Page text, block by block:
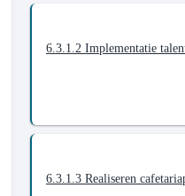
6.3.1.2 Implementatie
6.3.1.3 Realiseren